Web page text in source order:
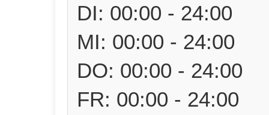
DI: 00:00 - 24:00
MI: 00:00 - 24:00
DO: 00:00 - 24:00
FR: 00:00 - 24:00